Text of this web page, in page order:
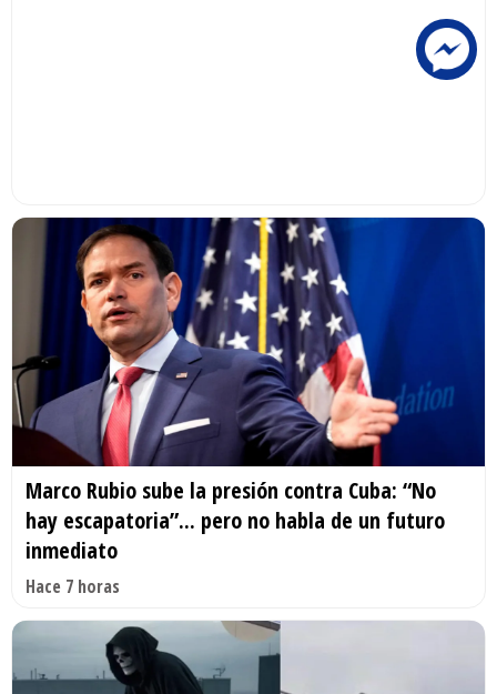
Marco Rubio sube la presión contra Cuba: “No
hay escapatoria”... pero no habla de un futuro
inmediato
Hace 7 horas